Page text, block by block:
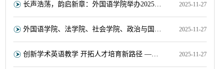
长声浩荡，韵启新章：外国语学院举办2025年金嗓子外文配音大赛初赛 2025-11-27
外国语学院、法学院、社会学院、政治与国际关系学院、 国家文化产业研究中心党委联合举办发展对象培训班… 2025-11-27
创新学术英语教学 开拓人才培育新路径 ——大学英语教学研究中心举办秋季教研沙龙 2025-11-27